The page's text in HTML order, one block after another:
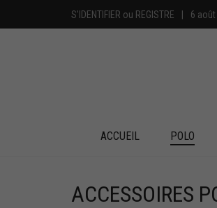
S'IDENTIFIER ou REGISTRE | 6
ACCUEIL POLO
ACCESSOIRES